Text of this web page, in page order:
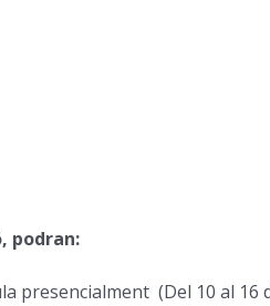
podran:
presencialment (Del 10 al 16